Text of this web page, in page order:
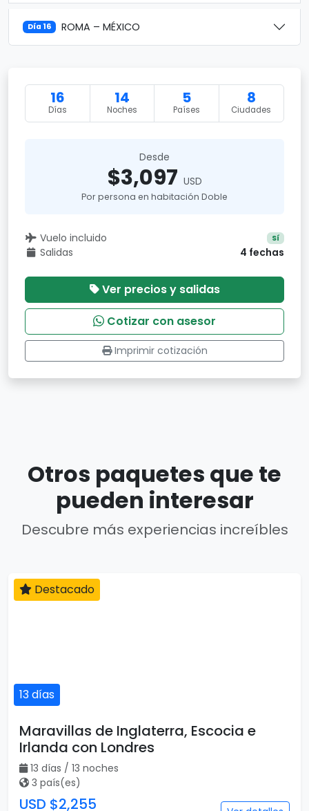
Día 16 ROMA – MÉXICO
16
Días
14
Noches
5
Países
8
Ciudades
Desde
$3,097 USD
Por persona en habitación Doble
Vuelo incluido Sí
Salidas 4 fechas
Ver precios y salidas
Cotizar con asesor
Imprimir cotización
Otros paquetes que te
pueden interesar
Descubre más experiencias increíbles
13 días
Destacado
Maravillas de Inglaterra, Escocia e
Irlanda con Londres
13 días / 13 noches
3 país(es)
USD $2,255